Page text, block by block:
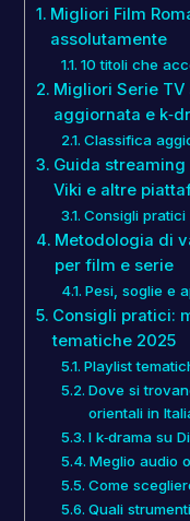
Migliori Film
assolutamente
10 titoli che
Migliori Serie TV
aggiornata e
Classifica
Guida streaming
Viki e altre
Consigli
Metodologia di
per film e serie
Pesi, soglie e
Consigli pratici:
tematiche 2025
Playlist
Dove si
orientali in
I k‑drama su
Meglio audio
Come
Quali